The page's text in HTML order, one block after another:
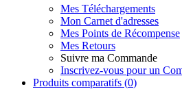
Mes Téléchargements
Mon Carnet d'adresses
Mes Points de Récompense
Mes Retours
Suivre ma Commande
Inscrivez-vous pour un
Produits comparatifs (0)